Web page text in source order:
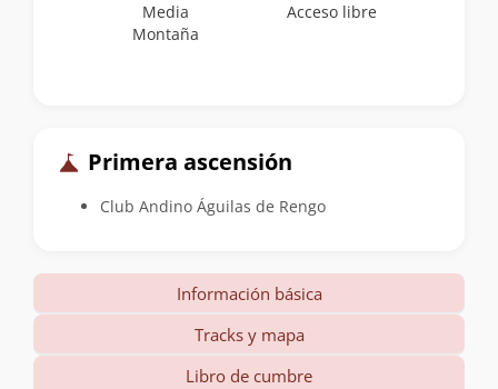
Media
Montaña
Acceso libre
Primera ascensión
Club Andino Águilas de Rengo
Información básica
Tracks y mapa
Libro de cumbre